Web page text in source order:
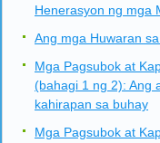
Henerasyon ng mga
Ang mga Huwaran
Mga Pagsubok at
(bahagi 1 ng 2): Ang
kahirapan sa buhay
Mga Pagsubok at